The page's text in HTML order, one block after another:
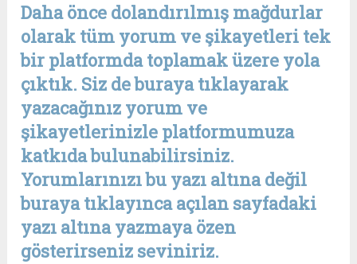
Daha önce dolandırılmış mağdurlar
olarak tüm yorum ve şikayetleri tek
bir platformda toplamak üzere yola
çıktık. Siz de buraya tıklayarak
yazacağınız yorum ve
şikayetlerinizle platformumuza
katkıda bulunabilirsiniz.
Yorumlarınızı bu yazı altına değil
buraya tıklayınca açılan sayfadaki
yazı altına yazmaya özen
gösterirseniz seviniriz.